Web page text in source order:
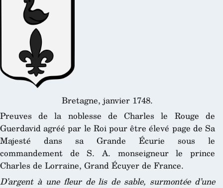
Bretagne, janvier 1748.
Preuves de la noblesse de Charles le Rouge de
Guerdavid agréé par le Roi pour être élevé page de Sa
Majesté dans sa Grande Écurie sous le
commandement de S. A. monseigneur le prince
Charles de Lorraine, Grand Écuyer de France.
D’argent à une fleur de lis de sable, surmontée d’une